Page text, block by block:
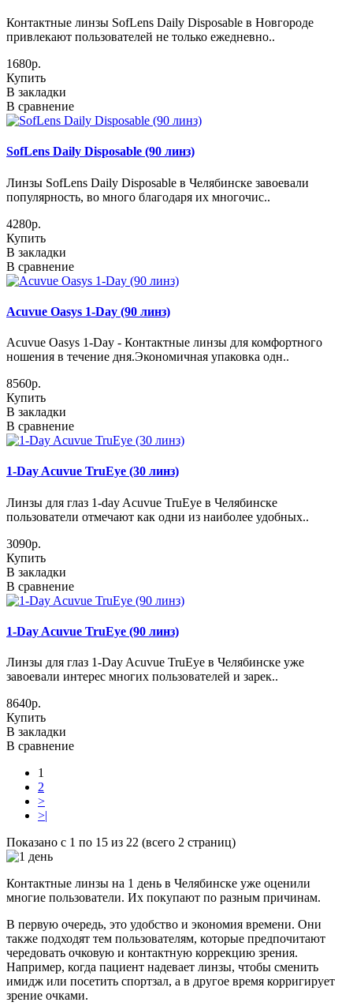
Контактные линзы SofLens Daily Disposable в Новгороде
привлекают пользователей не только ежедневно..
1680р.
Купить
В закладки
В сравнение
SofLens Daily Disposable (90 линз)
Линзы SofLens Daily Disposable в Челябинске завоевали
популярность, во много благодаря их многочис..
4280р.
Купить
В закладки
В сравнение
Acuvue Oasys 1-Day (90 линз)
Acuvue Oasys 1-Day - Контактные линзы для комфортного
ношения в течение дня.Экономичная упаковка одн..
8560р.
Купить
В закладки
В сравнение
1-Day Acuvue TruEye (30 линз)
Линзы для глаз 1-day Acuvue TruEye в Челябинске
пользователи отмечают как одни из наиболее удобных..
3090р.
Купить
В закладки
В сравнение
1-Day Acuvue TruEye (90 линз)
Линзы для глаз 1-Day Acuvue TruEye в Челябинске уже
завоевали интерес многих пользователей и зарек..
8640р.
Купить
В закладки
В сравнение
1
2
>
>|
Показано с 1 по 15 из 22 (всего 2 страниц)
Контактные линзы на 1 день в Челябинске уже оценили
многие пользователи. Их покупают по разным причинам.
В первую очередь, это удобство и экономия времени. Они
также подходят тем пользователям, которые предпочитают
чередовать очковую и контактную коррекцию зрения.
Например, когда пациент надевает линзы, чтобы сменить
имидж или посетить спортзал, а в другое время корригирует
зрение очками.